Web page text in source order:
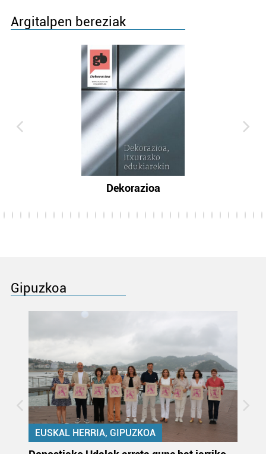
Argitalpen bereziak
Dekorazioa
Gipuzkoa
EUSKAL HERRIA, GIPUZKOA